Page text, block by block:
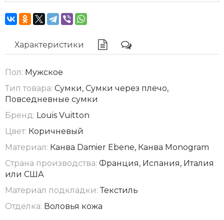
Характеристики
Пол: Мужское
Тип товара: Сумки, Сумки через плечо,
Повседневные сумки
Бренд: Louis Vuitton
Цвет: Коричневый
Материал: Канва Damier Ebene, Канва Monogram
Страна производства: Франция, Испания, Италия
или США
Материал подкладки: Текстиль
Отделка: Воловья кожа